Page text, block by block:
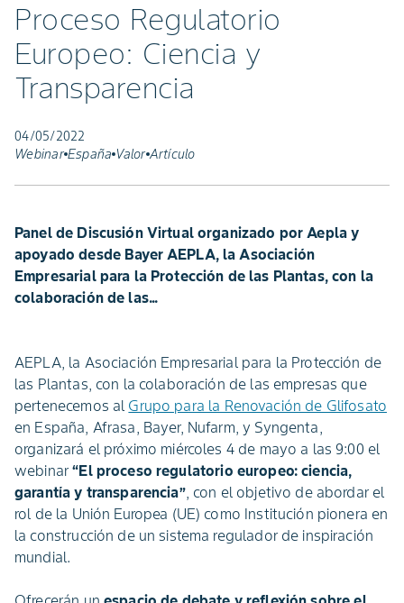
Proceso Regulatorio
Europeo: Ciencia y
Transparencia
04/05/2022
Webinar España Valor Artículo
Panel de Discusión Virtual organizado por Aepla y
apoyado desde Bayer AEPLA, la Asociación
Empresarial para la Protección de las Plantas, con la
colaboración de las...
AEPLA, la Asociación Empresarial para la Protección de
las Plantas, con la colaboración de las empresas que
pertenecemos al Grupo para la Renovación de Glifosato
en España, Afrasa, Bayer, Nufarm, y Syngenta,
organizará el próximo miércoles 4 de mayo a las 9:00 el
webinar“El proceso regulatorio europeo: ciencia,
garantía y transparencia”, con el objetivo de abordar el
rol de la Unión Europea (UE) como Institución pionera en
la construcción de un sistema regulador de inspiración
mundial.